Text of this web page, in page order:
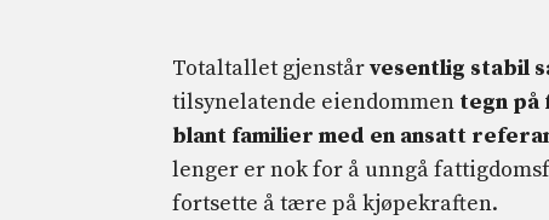
Totaltallet gjenstårvesentlig stabil
tilsynelatende eiendommen tegn
blant familier med en ansatt
lenger er nok for å unngå
fortsette å tære på kjøpekraften.